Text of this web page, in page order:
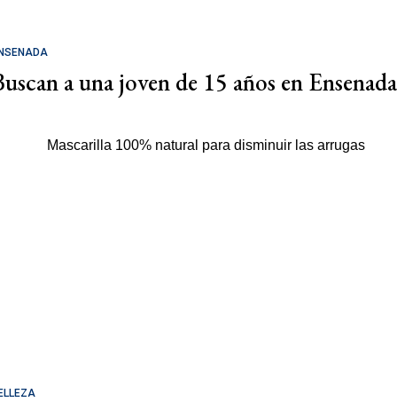
a una joven de 15 años en Ensenada